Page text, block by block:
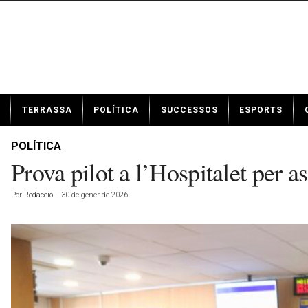
t
TERRASSA POLÍTICA SUCCESSOS ESPORTS
POLÍTICA
Prova pilot a l’Hospitalet per
Por Redacció - 30 de gener de 2026